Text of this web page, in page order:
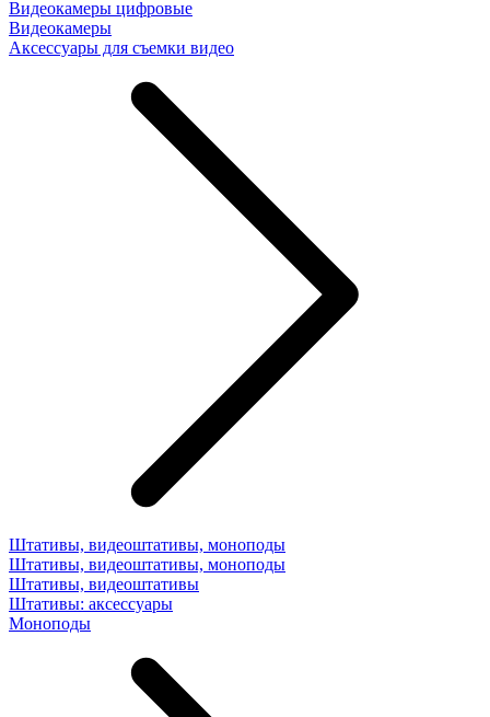
Видеокамеры цифровые
Видеокамеры
Аксессуары для съемки видео
Штативы, видеоштативы, моноподы
Штативы, видеоштативы, моноподы
Штативы, видеоштативы
Штативы: аксессуары
Моноподы